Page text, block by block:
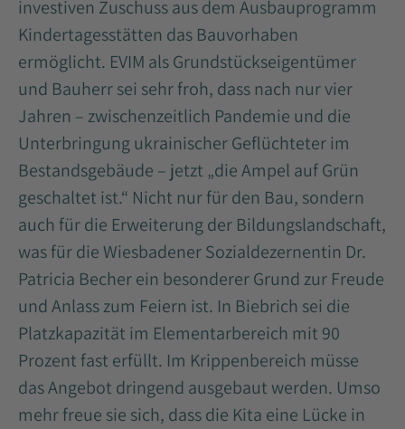
investiven Zuschuss aus dem Ausbauprogramm
Kindertagesstätten das Bauvorhaben
ermöglicht. EVIM als Grundstückseigentümer
und Bauherr sei sehr froh, dass nach nur vier
Jahren – zwischenzeitlich Pandemie und die
Unterbringung ukrainischer Geflüchteter im
Bestandsgebäude – jetzt „die Ampel auf Grün
geschaltet ist.“ Nicht nur für den Bau, sondern
auch für die Erweiterung der Bildungslandschaft,
was für die Wiesbadener Sozialdezernentin Dr.
Patricia Becher ein besonderer Grund zur Freude
und Anlass zum Feiern ist. In Biebrich sei die
Platzkapazität im Elementarbereich mit 90
Prozent fast erfüllt. Im Krippenbereich müsse
das Angebot dringend ausgebaut werden. Umso
mehr freue sie sich, dass die Kita eine Lücke in